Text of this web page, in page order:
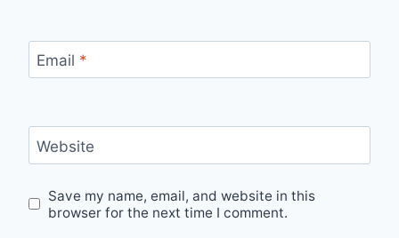
Email *
Website
Save my name, email, and website in this
browser for the next time I comment.